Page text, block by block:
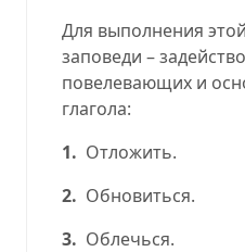
Для выполнения
заповеди –
повелевающих и
глагола:
1. Отложить.
2. Обновиться.
3. Облечься.